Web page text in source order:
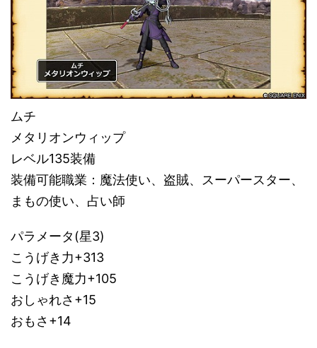
ムチ
メタリオンウィップ
レベル135装備
装備可能職業：魔法使い、盗賊、スーパースター、
まもの使い、占い師
パラメータ(星3)
こうげき力+313
こうげき魔力+105
おしゃれさ+15
おもさ+14